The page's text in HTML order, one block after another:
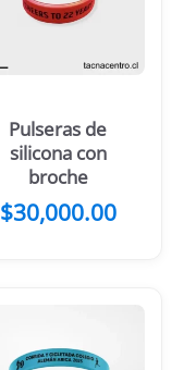
Pulseras de
silicona con
broche
$30,000.00